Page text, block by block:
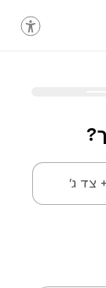
צד ג'